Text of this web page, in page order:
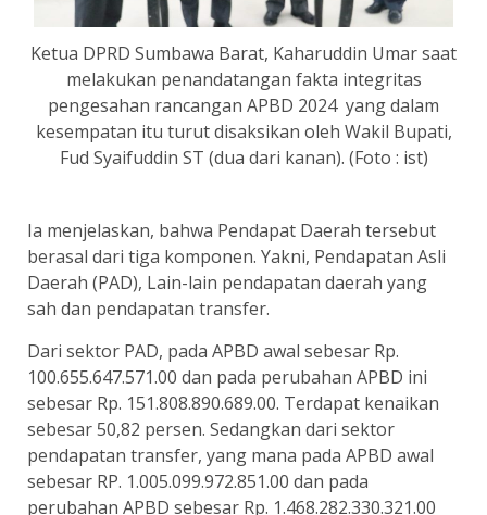
Ketua DPRD Sumbawa Barat, Kaharuddin Umar saat
melakukan penandatangan fakta integritas
pengesahan rancangan APBD 2024 yang dalam
kesempatan itu turut disaksikan oleh Wakil Bupati,
Fud Syaifuddin ST (dua dari kanan). (Foto : ist)
Ia menjelaskan, bahwa Pendapat Daerah tersebut
berasal dari tiga komponen. Yakni, Pendapatan Asli
Daerah (PAD), Lain-lain pendapatan daerah yang
sah dan pendapatan transfer.
Dari sektor PAD, pada APBD awal sebesar Rp.
100.655.647.571.00 dan pada perubahan APBD ini
sebesar Rp. 151.808.890.689.00. Terdapat kenaikan
sebesar 50,82 persen. Sedangkan dari sektor
pendapatan transfer, yang mana pada APBD awal
sebesar RP. 1.005.099.972.851.00 dan pada
perubahan APBD sebesar Rp. 1.468.282.330.321.00